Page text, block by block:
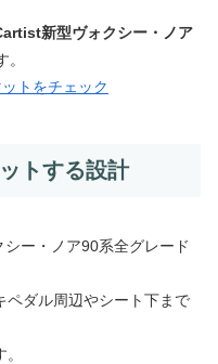
新型ヴォクシー・ノア
トをチェック
トする設計
ー・ノア90系全グレード
ペダル周辺やシート下まで